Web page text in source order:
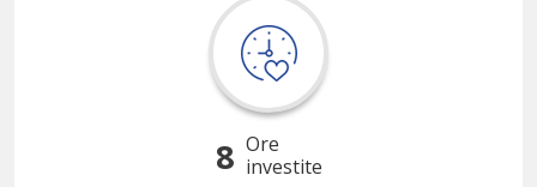
8 Ore
investite